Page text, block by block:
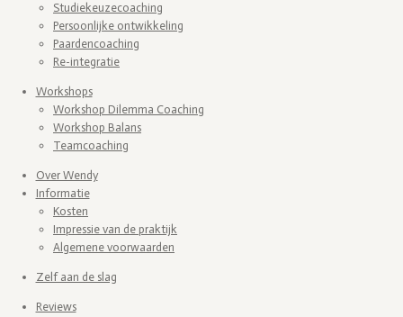
Studiekeuzecoaching
Persoonlijke ontwikkeling
Paardencoaching
Re-integratie
Workshops
Workshop Dilemma Coaching
Workshop Balans
Teamcoaching
Over Wendy
Informatie
Kosten
Impressie van de praktijk
Algemene voorwaarden
Zelf aan de slag
Reviews